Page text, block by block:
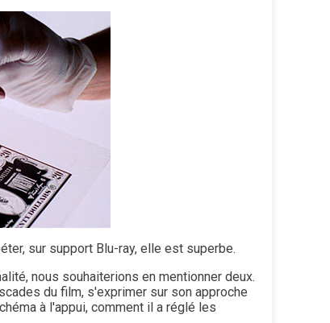
sur support Blu-ray, elle est superbe.
nous souhaiterions en mentionner deux.
du film, s'exprimer sur son approche
à l'appui, comment il a réglé les